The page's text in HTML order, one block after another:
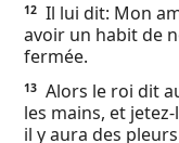
12 Il lui dit: Mon
avoir un habit de
fermée.
13 Alors le roi dit
les mains, et
il y aura des